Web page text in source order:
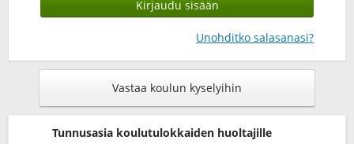
Unohditko salasanasi?
Vastaa koulun kyselyihin
Tunnusasia koulutulokkaiden huoltajille